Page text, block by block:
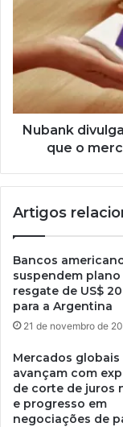
Nubank
que o
Artigos
Bancos
suspendem plano
resgate de US$
para a Argentina
21 de novembro de
Mercados globais
avançam com
de corte de juros
e progresso em
negociações de